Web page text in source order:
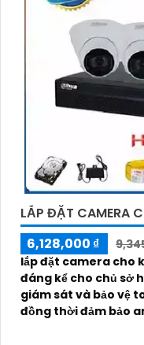
LẮP ĐẶT CAMERA
6,128,000 ₫
lắp đặt camera cho
đáng kể cho chủ sở
giám sát và bảo vệ
đồng thời đảm bảo